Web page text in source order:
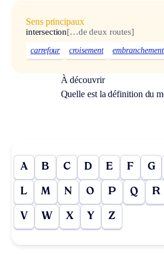
Sens principaux
intersection[…de deux routes]
carrefour croisement embranchement
À découvrir
Quelle est la définition du
A B C D E F G
L M N O P Q R
V W X Y Z